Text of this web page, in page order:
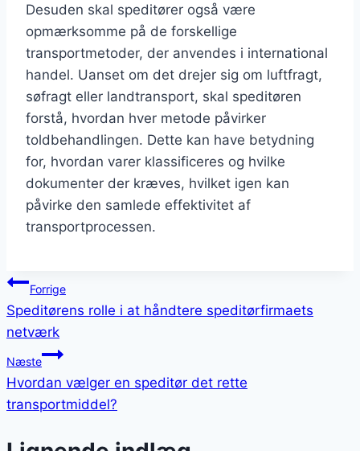
Desuden skal speditører også være
opmærksomme på de forskellige
transportmetoder, der anvendes i international
handel. Uanset om det drejer sig om luftfragt,
søfragt eller landtransport, skal speditøren
forstå, hvordan hver metode påvirker
toldbehandlingen. Dette kan have betydning
for, hvordan varer klassificeres og hvilke
dokumenter der kræves, hvilket igen kan
påvirke den samlede effektivitet af
transportprocessen.
Indlægsnavigation
Forrige
Speditørens rolle i at håndtere speditørfirmaets
netværk
Næste
Hvordan vælger en speditør det rette
transportmiddel?